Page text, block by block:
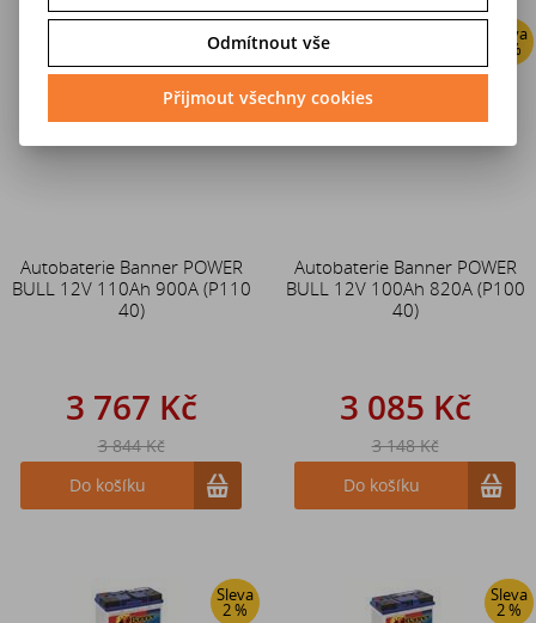
Sleva
2 %
Autobaterie Banner POWER
BULL 12V 110Ah 900A (P110
40)
3 767 Kč
3 844 Kč
Do košíku
Sleva
2 %
Autobaterie Banner POWER
BULL 12V 100Ah 820A (P100
40)
3 085 Kč
3 148 Kč
Do košíku
Sleva
2 %
Sleva
2 %
Odmítnout vše
Přijmout všechny cookies